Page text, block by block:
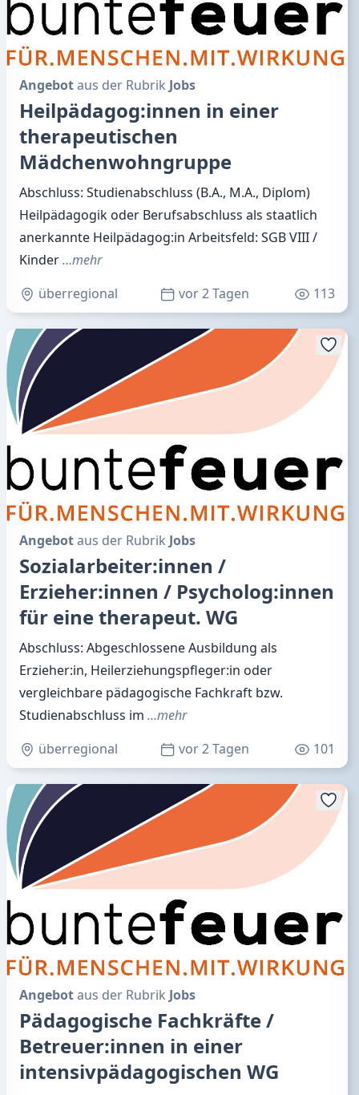
Angebotaus der Rubrik Jobs
Heilpädagog:innen in einer
therapeutischen
Mädchenwohngruppe
Abschluss: Studienabschluss (B.A., M.A., Diplom)
Heilpädagogik oder Berufsabschluss als staatlich
anerkannte Heilpädagog:in Arbeitsfeld: SGB VIII /
Kinder…mehr
überregional
vor 2 Tagen 113
Angebotaus der Rubrik Jobs
Sozialarbeiter:innen /
Erzieher:innen / Psycholog:innen
für eine therapeut. WG
Abschluss: Abgeschlossene Ausbildung als
Erzieher:in, Heilerziehungspfleger:in oder
vergleichbare pädagogische Fachkraft bzw.
Studienabschluss im …mehr
überregional
vor 2 Tagen 101
Angebotaus der Rubrik Jobs
Pädagogische Fachkräfte /
Betreuer:innen in einer
intensivpädagogischen WG